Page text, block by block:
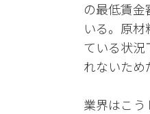
の最低賃
いる。原
ている状
れないため
業界はこ